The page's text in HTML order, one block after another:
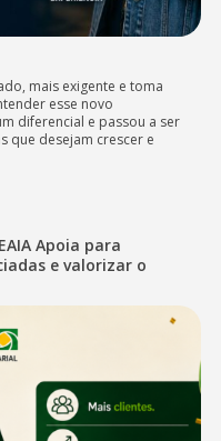
mais exigente e toma
esse novo
diferencial e passou a ser
que desejam crescer e
Apoia para
e valorizar o